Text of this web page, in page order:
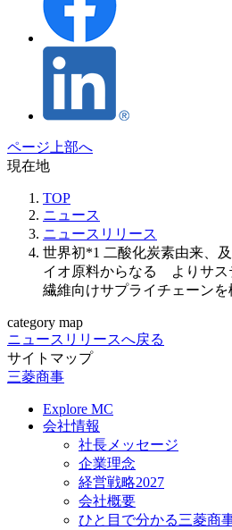
ページ上部へ
現在地
TOP
ニュース
ニュースリリース
世界初*1 二酸化炭素由来、
イオ原料からなる よりサス
繊維向けサプライチェーンを
category map
ニュースリリースへ戻る
サイトマップ
三菱商事
Explore MC
会社情報
社長メッセージ
企業理念
経営戦略2027
会社概要
ひと目で分かる三菱商